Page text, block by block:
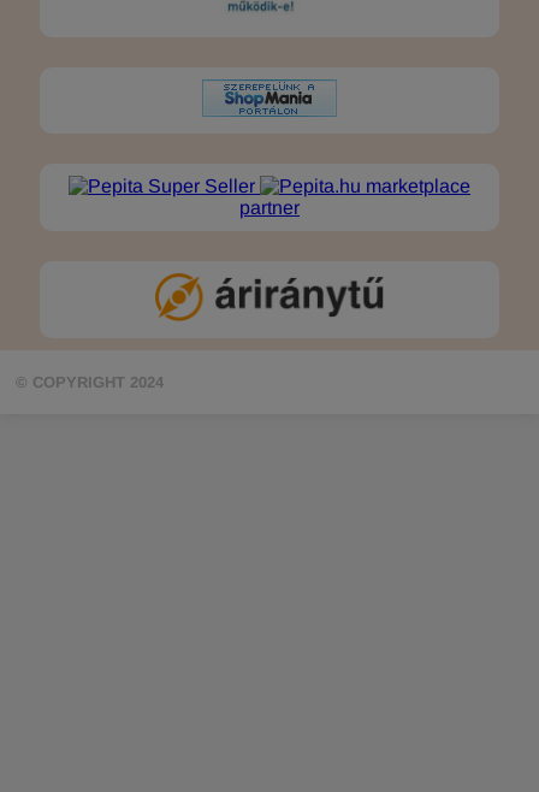
marketplace
partner
© COPYRIGHT 2024